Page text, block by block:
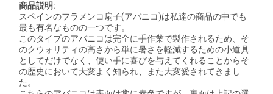
商品説明:
スペインのフラメンコ扇子(アバニコ)は私達の商品の中でも
最も有名なものの一つです。
このタイプのアバニコは完全に手作業で製作されるため、そ
のクウォリティの高さから単に暑さを軽減するための小道具
としてだけでなく、使い手に喜びを与えてくれることからそ
の歴史において大変よく知られ、また大変愛されてきまし
た。